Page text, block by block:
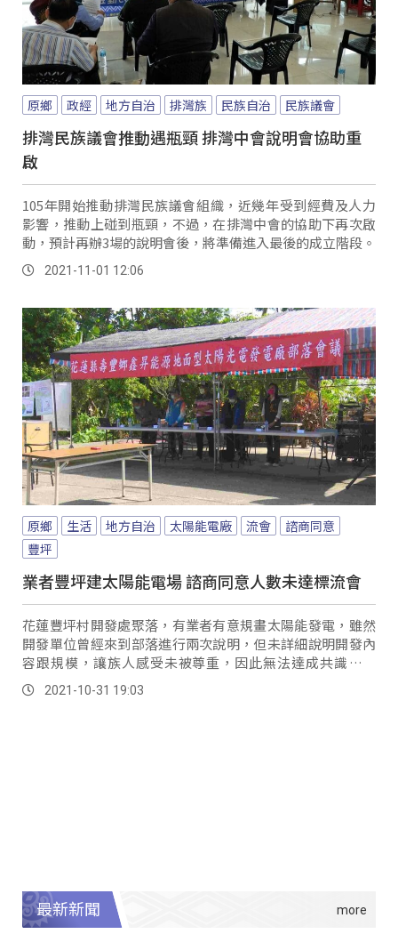
原鄉 政經 地方自治 排灣族 民族自治 民族議會
排灣民族議會推動遇瓶頸 排灣中會說明會協助重
啟
105年開始推動排灣民族議會組織，近幾年受到經費及人力
影響，推動上碰到瓶頸，不過，在排灣中會的協助下再次啟
動，預計再辦3場的說明會後，將準備進入最後的成立階段。
2021-11-01 12:06
原鄉 生活 地方自治 太陽能電廠 流會
諮商同意
豐坪
業者豐坪建太陽能電場 諮商同意人數未達標流會
花蓮豐坪村開發處聚落，有業者有意規畫太陽能發電，雖然
開發單位曾經來到部落進行兩次說明，但未詳細說明開發內
容跟規模，讓族人感受未被尊重，因此無法達成共識，因
此，10月31號諮商同意權投票會議，也遭到技術性流會。
2021-10-31 19:03
最新新聞